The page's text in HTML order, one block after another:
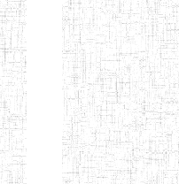
TRAINING
COLLEGE
"K.T.T.C NDOP"
ENIEG PRIVEE
BILINGUE
LAIQUE LES